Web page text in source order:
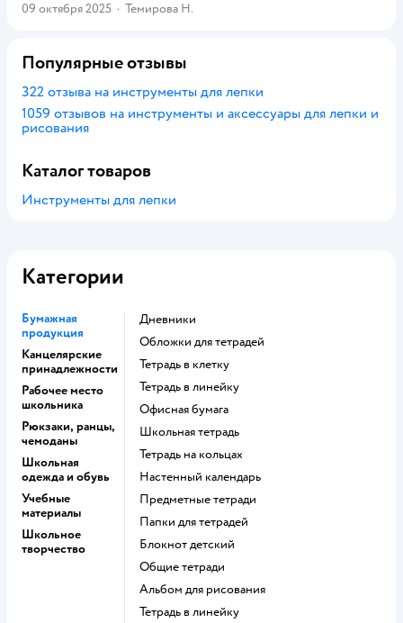
09 октября 2025 · Темирова Н.
Популярные отзывы
322 отзыва на инструменты для лепки
1059 отзывов на инструменты и аксессуары для лепки и
рисования
Каталог товаров
Инструменты для лепки
Категории
Бумажная
продукция
Канцелярские
принадлежности
Рабочее место
школьника
Рюкзаки, ранцы,
чемоданы
Школьная
одежда и обувь
Учебные
материалы
Школьное
творчество
Дневники
Обложки для тетрадей
Тетрадь в клетку
Тетрадь в линейку
Офисная бумага
Школьная тетрадь
Тетрадь на кольцах
Настенный календарь
Предметные тетради
Папки для тетрадей
Блокнот детский
Общие тетради
Альбом для рисования
Тетрадь в линейку